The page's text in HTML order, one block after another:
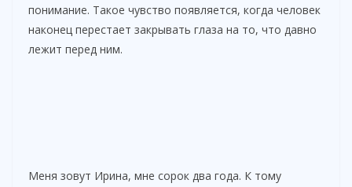
понимание. Такое чувство появляется, когда человек
наконец перестает закрывать глаза на то, что давно
лежит перед ним.
Меня зовут Ирина, мне сорок два года. К тому